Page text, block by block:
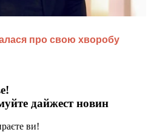
дайжест новин
ви!